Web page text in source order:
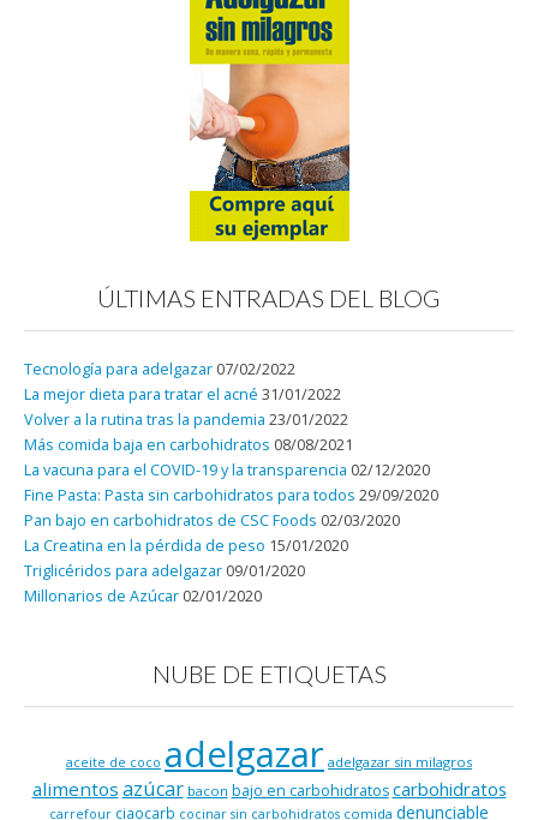
ÚLTIMAS ENTRADAS DEL BLOG
Tecnología para adelgazar 07/02/2022
La mejor dieta para tratar el acné 31/01/2022
Volver a la rutina tras la pandemia 23/01/2022
Más comida baja en carbohidratos 08/08/2021
La vacuna para el COVID-19 y la transparencia 02/12/2020
Fine Pasta: Pasta sin carbohidratos para todos 29/09/2020
Pan bajo en carbohidratos de CSC Foods 02/03/2020
La Creatina en la pérdida de peso 15/01/2020
Triglicéridos para adelgazar 09/01/2020
Millonarios de Azúcar 02/01/2020
NUBE DE ETIQUETAS
aceite de coco adelgazar adelgazar sin milagros
alimentos azúcar bacon bajo en carbohidratos carbohidratos
carrefour ciaocarb cocinar sin carbohidratos comida denunciable